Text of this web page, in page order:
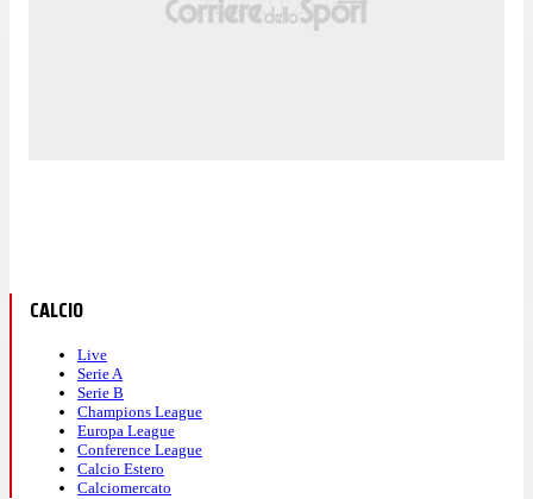
CALCIO
Live
Serie A
Serie B
Champions League
Europa League
Conference League
Calcio Estero
Calciomercato